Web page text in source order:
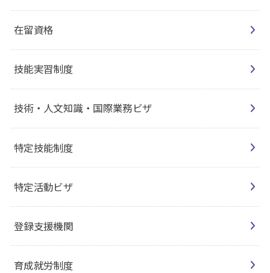
在留資格
技能実習制度
技術・人文知識・国際業務ビザ
特定技能制度
特定活動ビザ
登録支援機関
育成就労制度